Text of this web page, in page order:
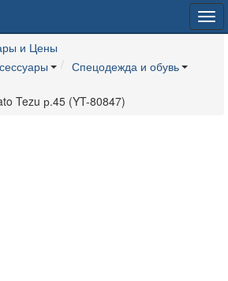
и Цены
Спецодежда и обувь
Tezu р.45 (YT-80847)